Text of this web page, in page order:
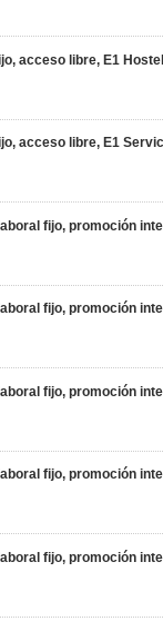
acceso libre, E1
acceso libre, E1
fijo, promoción
fijo, promoción
fijo, promoción
fijo, promoción
fijo, promoción